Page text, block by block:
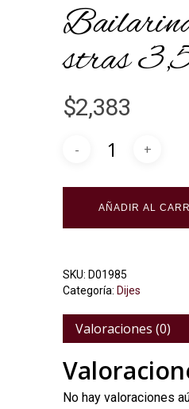
stras
$2,383
AÑADIR AL
SKU: D01985
Categoría: Dijes
Valoraciones (0)
No hay valoraciones